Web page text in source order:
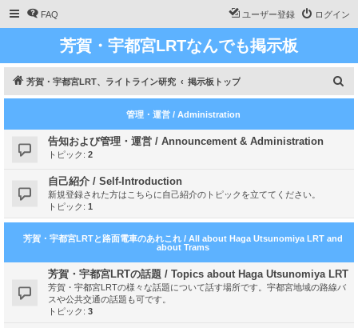
FAQ ログイン
ユーザー登録
芳賀・宇都宮LRTなんでも掲示板
芳賀・宇都宮LRT、ライトライン研究 掲示板トップ
索
管理・運営 / Administration
告知および管理・運営 / Announcement & Administration
トピック: 2
自己紹介 / Self-Introduction
新規登録された方はこちらに自己紹介のトピックを立ててください。
トピック: 1
芳賀・宇都宮LRTと路面電車のあれこれ / All about Haga Utsunomiya LRT and
about Trams
芳賀・宇都宮LRTの話題 / Topics about Haga Utsunomiya LRT
芳賀・宇都宮LRTの様々な話題について話す場所です。宇都宮地域の路線バ
スや公共交通の話題も可です。
トピック: 3